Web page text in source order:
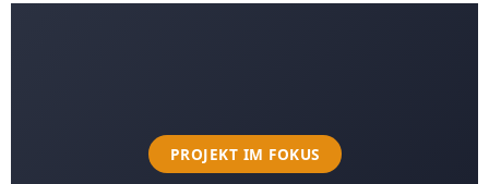
PROJEKT IM FOKUS